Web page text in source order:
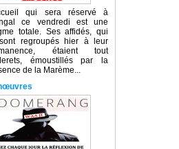
qui sera réservé à
ce vendredi est une
totale. Ses affidés, qui
regroupés hier à leur
étaient tout
émoustillés par la
de la Marème...